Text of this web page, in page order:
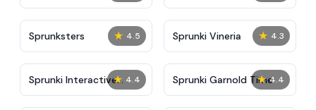
★ 4.5
Sprunksters ★ 4.3
Sprunki Vineria
★ 4.4
Sprunki Interactive
Tunner
★ 4.4
Sprunki Garnold Time